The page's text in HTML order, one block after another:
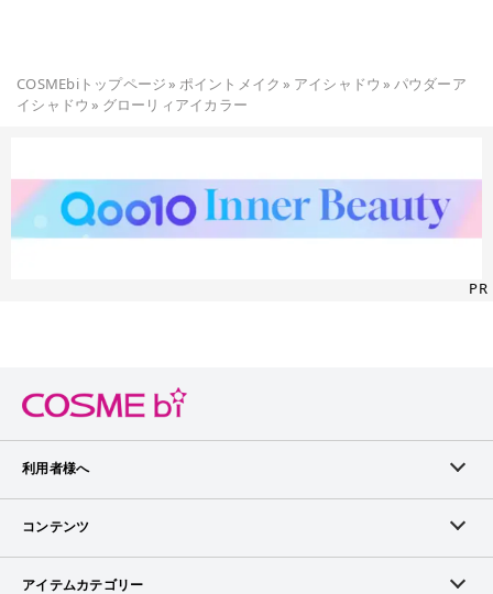
COSMEbiトップページ» ポイントメイク » アイシャドウ » パウダーア
イシャドウ » グローリィアイカラー
PR
利用者様へ
メンバーログイン
コンテンツ
ランキング
アイテムカテゴリー